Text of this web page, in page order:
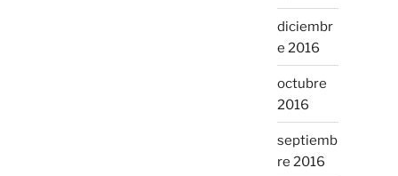
diciembr
e 2016
octubre
2016
septiemb
re 2016